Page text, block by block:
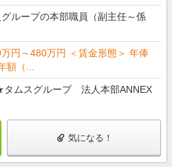
グループの本部職員（副主任～係
円～480万円 ＜賃金形態＞ 年俸
額（...
タムスグループ 法人本部ANNEX
気になる！